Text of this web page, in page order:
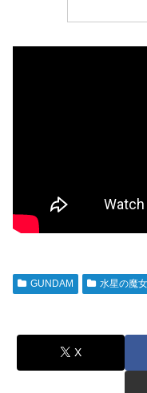
GUNDAM 水星の魔女
X